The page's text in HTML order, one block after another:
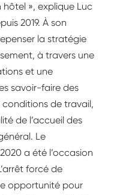
», explique Luc
2019. À son
la stratégie
à travers une
et une
savoir-faire des
conditions de travail,
de l’accueil des
Le
a été l’occasion
forcé de
opportunité pour